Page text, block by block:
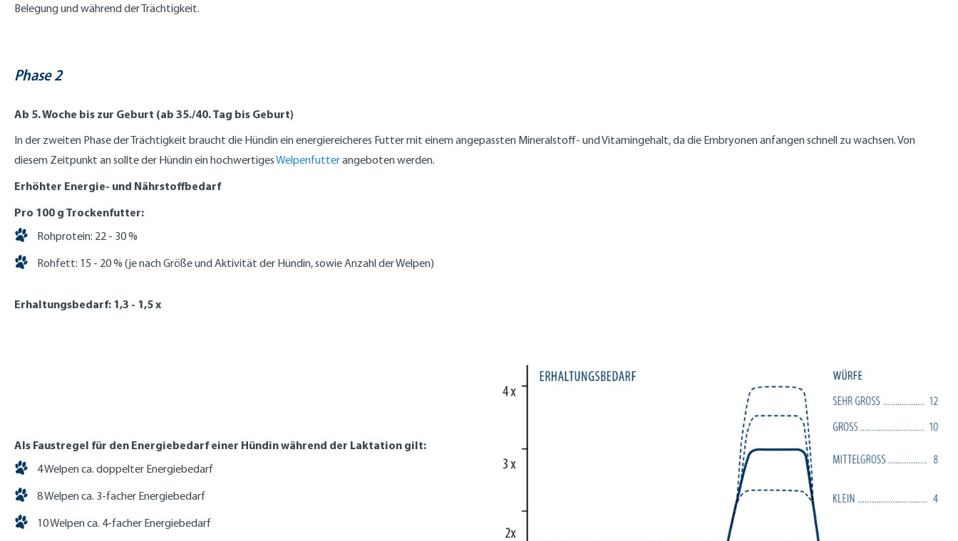
Belegung und während der Trächtigkeit.
Phase 2
Ab 5. Woche bis zur Geburt (ab 35./40. Tag bis Geburt)
In der zweiten Phase der Trächtigkeit braucht die Hündin ein energiereicheres Futter mit einem angepassten Mineralstoff- und Vitamingehalt, da die Embryonen anfangen schnell zu wachsen. Von
diesem Zeitpunkt an sollte der Hündin ein hochwertigesWelpenfutterangeboten werden.
Erhöhter Energie- und Nährstoffbedarf
Pro 100 g Trockenfutter:
Rohprotein: 22 - 30 %
Rohfett: 15 - 20 % (je nach Größe und Aktivität der Hündin, sowie Anzahl der Welpen)
Erhaltungsbedarf: 1,3 - 1,5 x
Als Faustregel für den Energiebedarf einer Hündin während der Laktation gilt:
4 Welpen ca. doppelter Energiebedarf
8 Welpen ca. 3-facher Energiebedarf
10 Welpen ca. 4-facher Energiebedarf